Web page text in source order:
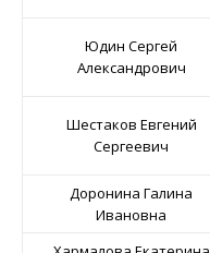
Юдин Сергей
Александрович
Шестаков Евгений
Сергеевич
Доронина Галина
Ивановна